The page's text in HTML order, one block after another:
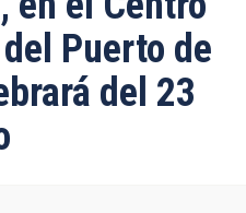
Puerto de
del 23